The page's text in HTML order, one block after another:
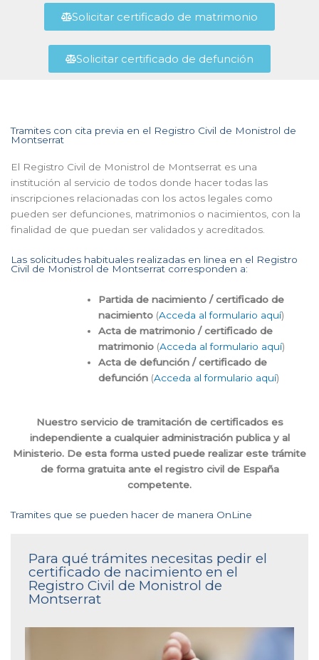
Solicitar certificado de matrimonio
Solicitar certificado de defunción
Tramites con cita previa en el Registro Civil de Monistrol de
Montserrat
El Registro Civil de Monistrol de Montserrat es una
institución al servicio de todos donde hacer todas las
inscripciones relacionadas con los actos legales como
pueden ser defunciones, matrimonios o nacimientos, con la
finalidad de que puedan ser validados y acreditados.
Las solicitudes habituales realizadas en linea en el Registro
Civil de Monistrol de Montserrat corresponden a:
Partida de nacimiento / certificado de
nacimiento (Acceda al formulario aquí)
Acta de matrimonio / certificado de
matrimonio (Acceda al formulario aquí)
Acta de defunción / certificado de
defunción (Acceda al formulario aquí)
Nuestro servicio de tramitación de certificados es
independiente a cualquier administración publica y al
Ministerio. De esta forma usted puede realizar este trámite
de forma gratuita ante el registro civil de España
competente.
Tramites que se pueden hacer de manera OnLine
Para qué trámites necesitas pedir el
certificado de nacimiento en el
Registro Civil de Monistrol de
Montserrat